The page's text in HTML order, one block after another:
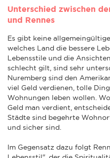
Unterschied zwischen
und Rennes
Es gibt keine
welches Land die bessere
Lebensstile und die
schlecht gilt, sind sehr
Nuremberg sind den
viel Geld verdienen, tolle
Wohnungen leben wollen.
Geld man verdient,
Städte sind begehrte
und sicher sind.
Im Gegensatz dazu folgt